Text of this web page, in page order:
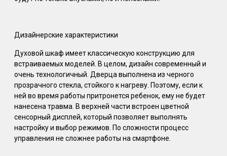
Дизайнерские характеристики
Духовой шкаф имеет классическую конструкцию для
встраиваемых моделей. В целом, дизайн современный и
очень технологичный. Дверца выполнена из черного
прозрачного стекла, стойкого к нагреву. Поэтому, если к
ней во время работы притронется ребенок, ему не будет
нанесена травма. В верхней части встроен цветной
сенсорный дисплей, который позволяет выполнять
настройку и выбор режимов. По сложности процесс
управления не сложнее работы на смартфоне.